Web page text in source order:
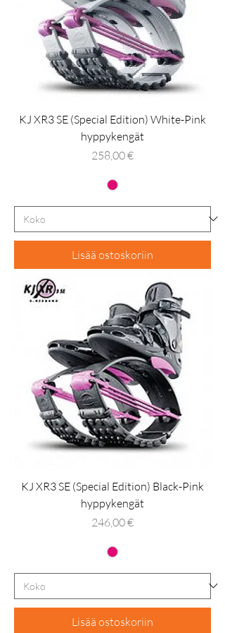
KJ XR3 SE (Special Edition) White-Pink
hyppykengät
Hinta
258,00 €
Lisää ostoskoriin
KJ XR3 SE (Special Edition) Black-Pink
hyppykengät
Hinta
246,00 €
Lisää ostoskoriin